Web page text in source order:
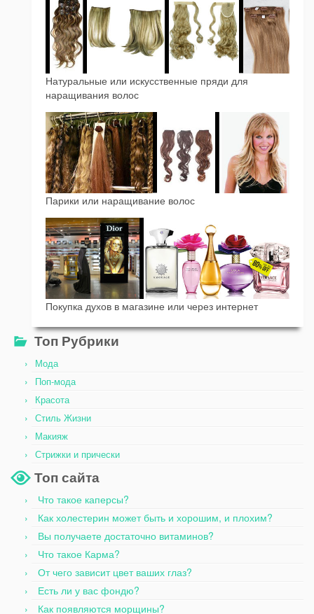
Натуральные или искусственные пряди для
наращивания волос
Парики или наращивание волос
Покупка духов в магазине или через интернет
Топ Рубрики
Мода
Поп-мода
Красота
Стиль Жизни
Макияж
Стрижки и прически
Топ сайта
Что такое каперсы?
Как холестерин может быть и хорошим, и плохим?
Вы получаете достаточно витаминов?
Что такое Карма?
От чего зависит цвет ваших глаз?
Есть ли у вас фондю?
Как появляются морщины?